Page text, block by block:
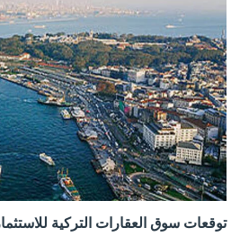
توقعات سوق العقارات التركية